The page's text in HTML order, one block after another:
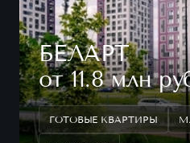
БЕЛАРТ
от 11.8 млн
ГОТОВЫЕ КВАРТИРЫ